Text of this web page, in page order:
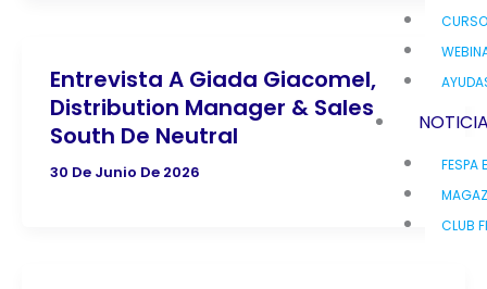
FESPA
CLUB
Entrevista A Giada Giacomel,
Distribution Manager & Sales
South De Neutral
30 De Junio De 2026